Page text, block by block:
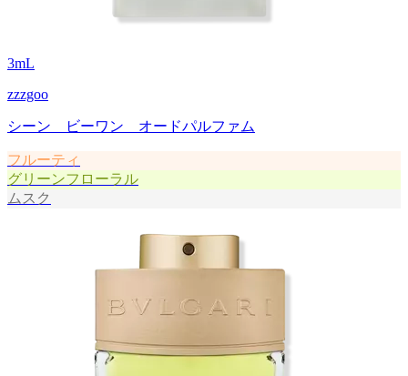
3mL
zzzgoo
シーン ビーワン オードパルファム
フルーティ
グリーンフローラル
ムスク